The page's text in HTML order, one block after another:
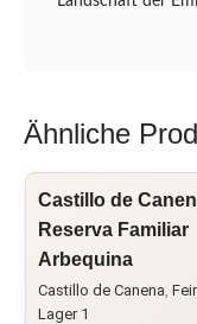
Ähnliche
Castillo de
Reserva Familiar
Arbequina
Castillo de Canena,
Lager 1